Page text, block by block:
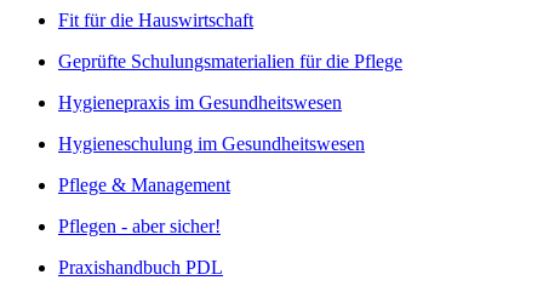
Fit für die Hauswirtschaft
Geprüfte Schulungsmaterialien für die Pflege
Hygienepraxis im Gesundheitswesen
Hygieneschulung im Gesundheitswesen
Pflege & Management
Pflegen - aber sicher!
Praxishandbuch PDL